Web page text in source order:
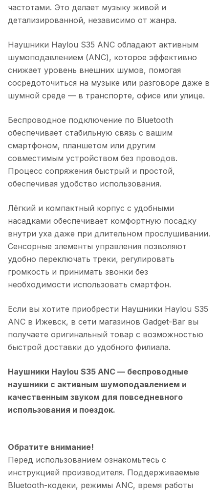
частотами. Это делает музыку живой и
детализированной, независимо от жанра.
Наушники Haylou S35 ANC обладают активным
шумоподавлением (ANC), которое эффективно
снижает уровень внешних шумов, помогая
сосредоточиться на музыке или разговоре даже в
шумной среде — в транспорте, офисе или улице.
Беспроводное подключение по Bluetooth
обеспечивает стабильную связь с вашим
смартфоном, планшетом или другим
совместимым устройством без проводов.
Процесс сопряжения быстрый и простой,
обеспечивая удобство использования.
Лёгкий и компактный корпус с удобными
насадками обеспечивает комфортную посадку
внутри уха даже при длительном прослушивании.
Сенсорные элементы управления позволяют
удобно переключать треки, регулировать
громкость и принимать звонки без
необходимости использовать смартфон.
Если вы хотите приобрести Наушники Haylou S35
ANC в Ижевск, в сети магазинов Gadget-Bar вы
получаете оригинальный товар с возможностью
быстрой доставки до удобного филиала.
Наушники Haylou S35 ANC — беспроводные
наушники с активным шумоподавлением и
качественным звуком для повседневного
использования и поездок.
Обратите внимание!
Перед использованием ознакомьтесь с
инструкцией производителя. Поддерживаемые
Bluetooth-кодеки, режимы ANC, время работы